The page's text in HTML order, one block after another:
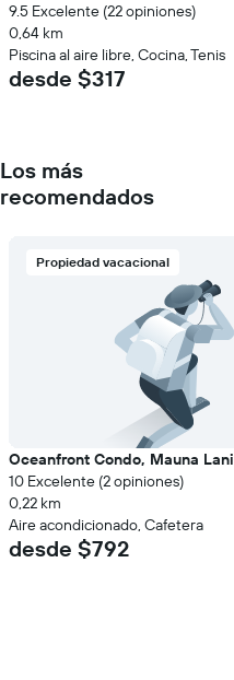
9.5 Excelente (22 opiniones)
0,64 km
Piscina al aire libre, Cocina, Tenis
desde $317
Los más
recomendados
Propiedad vacacional
Oceanfront Condo, Mauna
10 Excelente (2 opiniones)
0,22 km
Aire acondicionado, Cafetera
desde $792